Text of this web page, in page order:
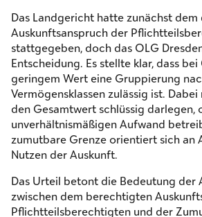
Das Landgericht hatte zunächst
Auskunftsanspruch der
stattgegeben, doch das OLG
Entscheidung. Es stellte klar, dass
geringem Wert eine Gruppierung
Vermögensklassen zulässig ist.
den Gesamtwert schlüssig darlegen,
unverhältnismäßigen Aufwand
zumutbare Grenze orientiert sich an
Nutzen der Auskunft.
Das Urteil betont die Bedeutung der
zwischen dem berechtigten
Pflichtteilsberechtigten und der